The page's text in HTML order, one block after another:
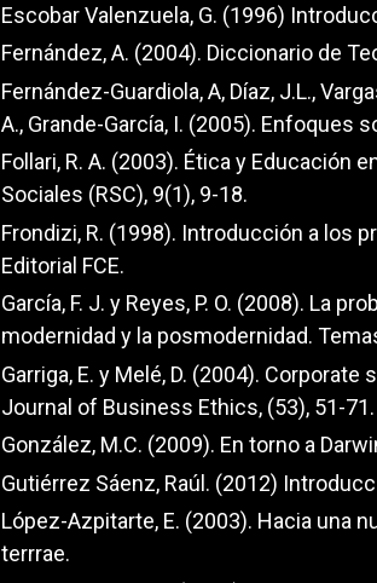
Escobar Valenzuela, G. (1996)
Fernández, A. (2004). Diccionario de
Fernández-Guardiola, A, Díaz, J.L.,
A., Grande-García, I. (2005). Enfoques
Follari, R. A. (2003). Ética y Educación
Sociales (RSC), 9(1), 9-18.
Frondizi, R. (1998). Introducción a los
Editorial FCE.
García, F. J. y Reyes, P. O. (2008). La
modernidad y la posmodernidad.
Garriga, E. y Melé, D. (2004).
Journal of Business Ethics, (53), 51-71.
González, M.C. (2009). En torno a
Gutiérrez Sáenz, Raúl. (2012)
López-Azpitarte, E. (2003). Hacia una
terrrae.